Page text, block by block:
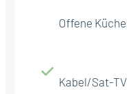
Offene Küche
Kabel/Sat-TV